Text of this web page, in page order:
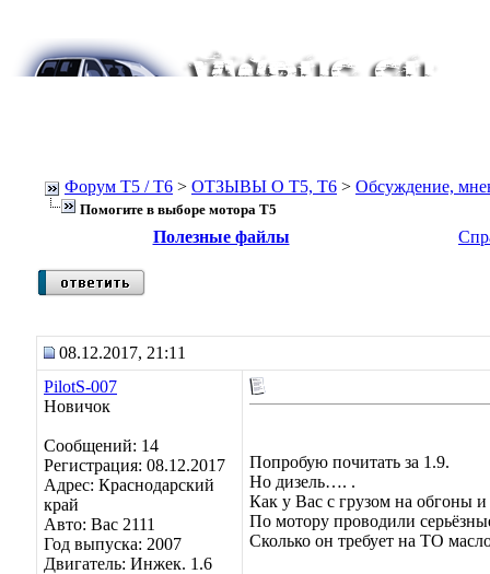
Форум Т5 / T6 > ОТЗЫВЫ О Т5, T6 > Обсуждение,
Помогите в выборе мотора Т5
Полезные файлы
08.12.2017, 21:11
PilotS-007
Новичок
Сообщений: 14
Регистрация: 08.12.2017
Адрес: Краснодарский
край
Авто: Вас 2111
Год выпуска: 2007
Двигатель: Инжек. 1.6
Попробую почитать за 1.9.
Но дизель…. .
Как у Вас с грузом на обгоны и
По мотору проводили
Сколько он требует на ТО